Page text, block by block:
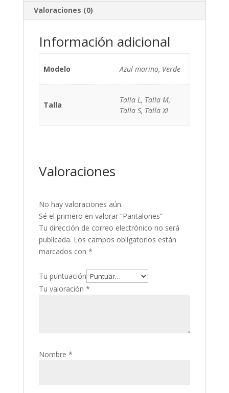
Valoraciones (0)
Información adicional
Modelo Azul marino, Verde
Talla
Talla L, Talla M,
Talla S, Talla XL
Valoraciones
No hay valoraciones aún.
Sé el primero en valorar “Pantalones”
Tu dirección de correo electrónico no será
publicada. Los campos obligatorios están
marcados con *
Tu puntuación
Tu valoración *
Nombre *